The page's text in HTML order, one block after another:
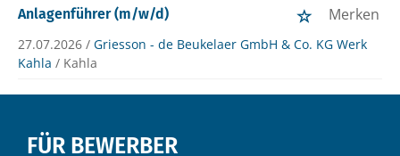
Anlagenführer (m/w/d)
Merken
27.07.2026 / Griesson - de Beukelaer GmbH & Co. KG Werk
Kahla / Kahla
FÜR BEWERBER